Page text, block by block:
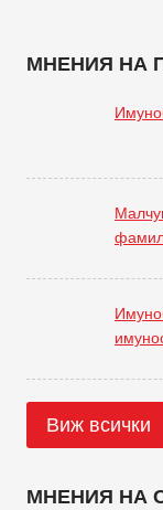
МНЕНИЯ НА
Виж всички
МНЕНИЯ НА